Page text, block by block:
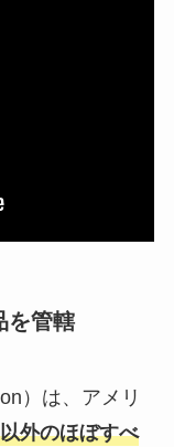
を管轄
）は、アメリ
外のほぼすべ